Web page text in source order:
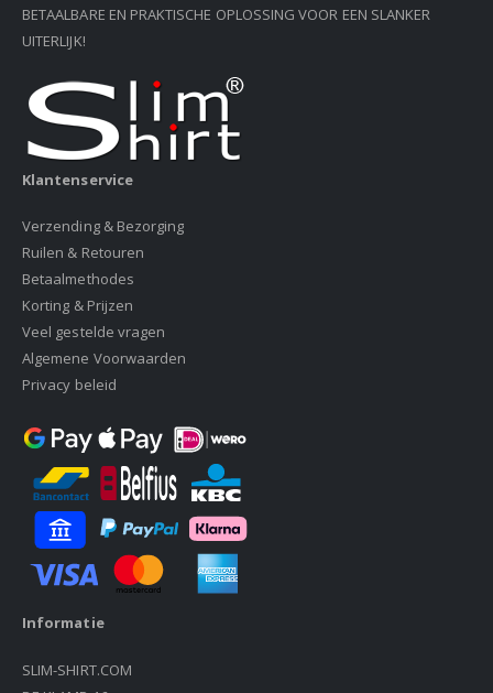
BETAALBARE EN PRAKTISCHE OPLOSSING VOOR EEN SLANKER
UITERLIJK!
Klantenservice
Verzending & Bezorging
Ruilen & Retouren
Betaalmethodes
Korting & Prijzen
Veel gestelde vragen
Algemene Voorwaarden
Privacy beleid
Informatie
SLIM-SHIRT.COM